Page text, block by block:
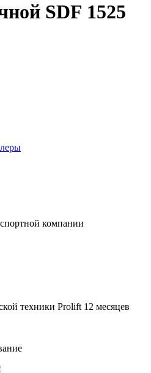
SDF 1525
компании
техники Prolift 12 месяцев